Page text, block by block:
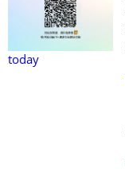
today